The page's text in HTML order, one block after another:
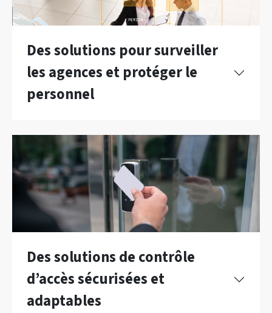
Des solutions pour surveiller
les agences et protéger le
personnel
Des solutions de contrôle
d’accès sécurisées et
adaptables